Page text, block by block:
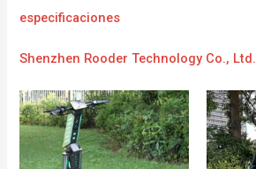
especificaciones
Shenzhen Rooder Technology Co., Ltd.